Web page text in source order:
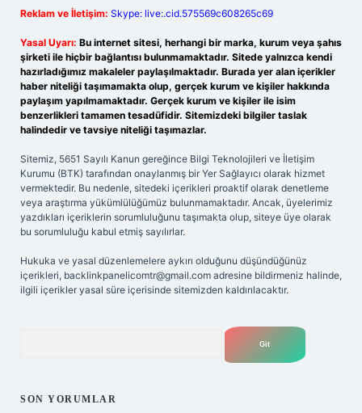
Reklam ve İletişim: Skype: live:.cid.575569c608265c69
Yasal Uyarı: Bu internet sitesi, herhangi bir marka, kurum veya şahıs
şirketi ile hiçbir bağlantısı bulunmamaktadır. Sitede yalnızca kendi
hazırladığımız makaleler paylaşılmaktadır. Burada yer alan içerikler
haber niteliği taşımamakta olup, gerçek kurum ve kişiler hakkında
paylaşım yapılmamaktadır. Gerçek kurum ve kişiler ile isim
benzerlikleri tamamen tesadüfidir. Sitemizdeki bilgiler taslak
halindedir ve tavsiye niteliği taşımazlar.
Sitemiz, 5651 Sayılı Kanun gereğince Bilgi Teknolojileri ve İletişim
Kurumu (BTK) tarafından onaylanmış bir Yer Sağlayıcı olarak hizmet
vermektedir. Bu nedenle, sitedeki içerikleri proaktif olarak denetleme
veya araştırma yükümlülüğümüz bulunmamaktadır. Ancak, üyelerimiz
yazdıkları içeriklerin sorumluluğunu taşımakta olup, siteye üye olarak
bu sorumluluğu kabul etmiş sayılırlar.
Hukuka ve yasal düzenlemelere aykırı olduğunu düşündüğünüz
içerikleri, backlinkpanelicomtr@gmail.com adresine bildirmeniz halinde,
ilgili içerikler yasal süre içerisinde sitemizden kaldırılacaktır.
SON YORUMLAR